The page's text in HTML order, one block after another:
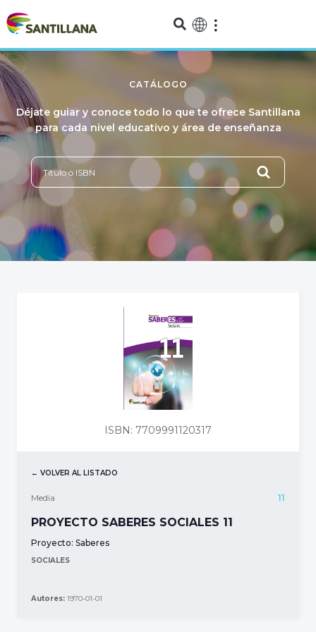
CATÁLOGO
Déjate guiar y conoce todo lo que te ofrece Santillana
para cada nivel educativo y área de enseñanza
← VOLVER AL LISTADO
Media 11
PROYECTO SABERES SOCIALES 11
Proyecto: Saberes
SOCIALES
Autores: 1970-01-01
ISBN: 7709991120317